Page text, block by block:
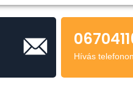
Hívás telefonon